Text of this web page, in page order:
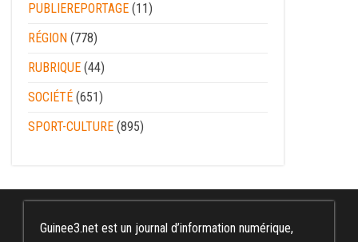
PUBLIEREPORTAGE (11)
RÉGION (778)
RUBRIQUE (44)
SOCIÉTÉ (651)
SPORT-CULTURE (895)
Guinee3.net est un journal d’information numérique,